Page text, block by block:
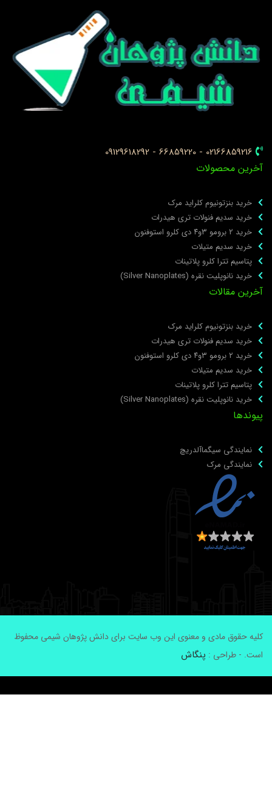
02166859216 - 66859220 - 09129618292
محصولات
خرید بنزتونیوم کلراید مرک
خرید سدیم فنولات تری هیدرات
خرید ۲ برومو ۳و۴ دی‌ کلرو استوفنون
خرید سدیم متیلات
پتاسیم تترا کلرو پلاتینات
خرید نانوپلیت نقره (Silver Nanoplates)
مقالات
خرید بنزتونیوم کلراید مرک
خرید سدیم فنولات تری هیدرات
خرید ۲ برومو ۳و۴ دی‌ کلرو استوفنون
خرید سدیم متیلات
پتاسیم تترا کلرو پلاتینات
خرید نانوپلیت نقره (Silver Nanoplates)
نمایندگی سیگماآلدریچ
نمایندگی مرک
حقوق مادی و معنوی این وب سایت برای دانش پژوهان شیمی محفوظ
- طراحی :پنگاش